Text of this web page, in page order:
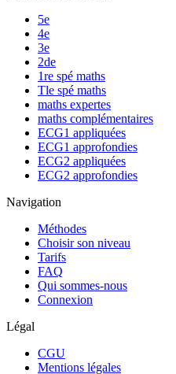
5e
4e
3e
2de
1re spé maths
Tle spé maths
maths expertes
maths complémentaires
ECG1 appliquées
ECG1 approfondies
ECG2 appliquées
ECG2 approfondies
Navigation
Méthodes
Choisir son niveau
Tarifs
FAQ
Qui sommes-nous
Connexion
Légal
CGU
Mentions légales